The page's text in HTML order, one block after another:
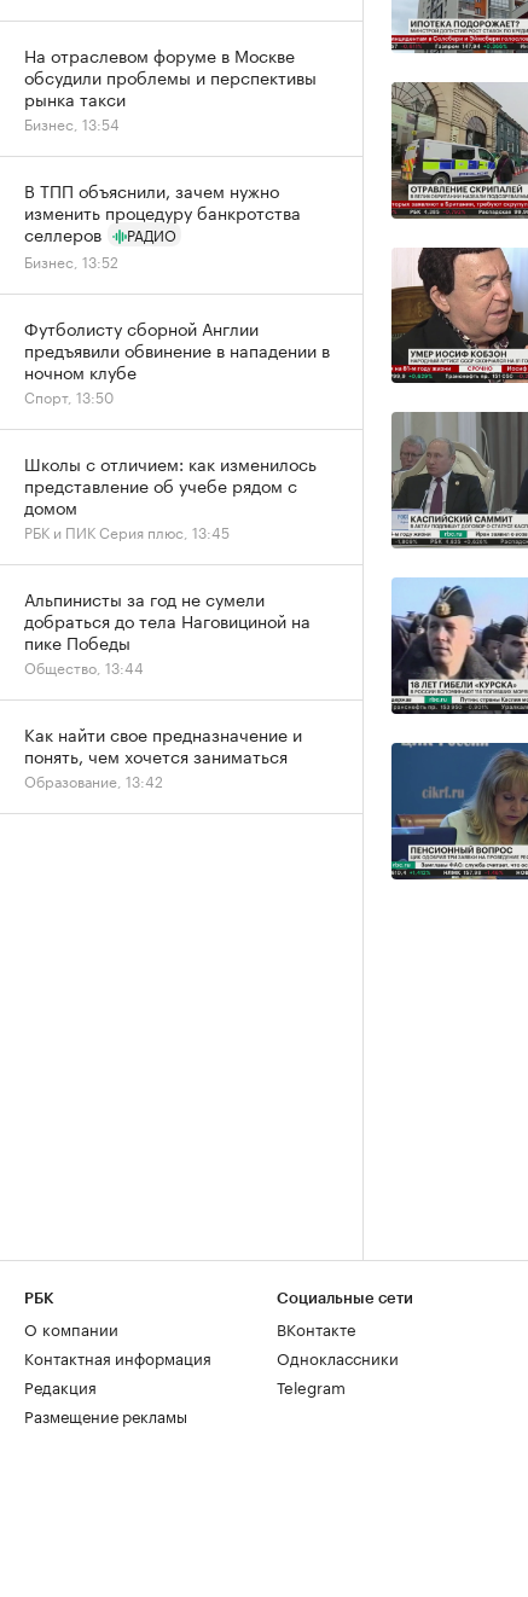
На отраслевом форуме в Москве
обсудили проблемы и перспективы
рынка такси
Бизнес, 13:54
В ТПП объяснили, зачем нужно
изменить процедуру банкротства
селлеров
РАДИО
Бизнес, 13:52
Футболисту сборной Англии
предъявили обвинение в нападении в
ночном клубе
Спорт, 13:50
Школы с отличием: как изменилось
представление об учебе рядом с
домом
РБК и ПИК Серия плюс, 13:45
Альпинисты за год не сумели
добраться до тела Наговициной на
пике Победы
Общество, 13:44
Как найти свое предназначение и
понять, чем хочется заниматься
Образование, 13:42
РБК
О компании
Контактная информация
Редакция
Размещение рекламы
Социальные сети
ВКонтакте
Одноклассники
Telegram